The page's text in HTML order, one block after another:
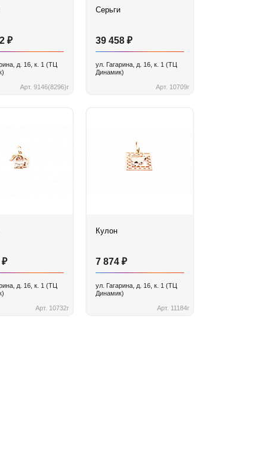
₽
д. 16, к. 1 (ТЦ
Арт. 9146(8296)г
Серьги
39 458₽
ул. Гагарина, д. 16, к. 1 (ТЦ
Динамик)
Арт. 10709г
₽
д. 16, к. 1 (ТЦ
Арт. 10732г
Кулон
7 874₽
ул. Гагарина, д. 16, к. 1 (ТЦ
Динамик)
Арт. 11184г